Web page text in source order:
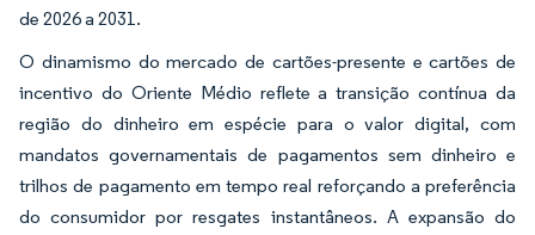
de 2026 a 2031.
O dinamismo do mercado de cartões-presente e cartões de
incentivo do Oriente Médio reflete a transição contínua da
região do dinheiro em espécie para o valor digital, com
mandatos governamentais de pagamentos sem dinheiro e
trilhos de pagamento em tempo real reforçando a preferência
do consumidor por resgates instantâneos. A expansão do